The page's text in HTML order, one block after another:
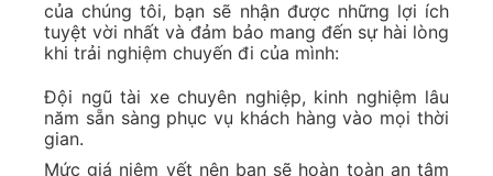
của chúng tôi, bạn sẽ nhận được những lợi ích
tuyệt vời nhất và đảm bảo mang đến sự hài lòng
khi trải nghiệm chuyến đi của mình:
Đội ngũ tài xe chuyên nghiệp, kinh nghiệm lâu
năm sẵn sàng phục vụ khách hàng vào mọi thời
gian.
Mức giá niêm yết nên bạn sẽ hoàn toàn an tâm